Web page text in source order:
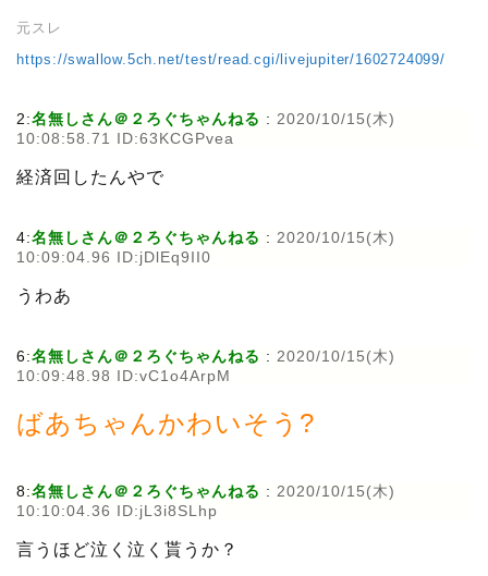
元スレ
https://swallow.5ch.net/test/read.cgi/livejupiter/1602724099/
2:名無しさん＠２ろぐちゃんねる : 2020/10/15(木)
10:08:58.71 ID:63KCGPvea
経済回したんやで
4:名無しさん＠２ろぐちゃんねる : 2020/10/15(木)
10:09:04.96 ID:jDlEq9II0
うわあ
6:名無しさん＠２ろぐちゃんねる : 2020/10/15(木)
10:09:48.98 ID:vC1o4ArpM
ばあちゃんかわいそう?
8:名無しさん＠２ろぐちゃんねる : 2020/10/15(木)
10:10:04.36 ID:jL3i8SLhp
言うほど泣く泣く貰うか？